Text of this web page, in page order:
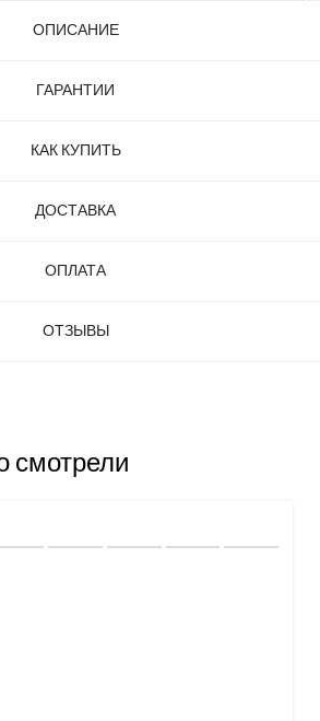
ОПИСАНИЕ
ГАРАНТИИ
КАК КУПИТЬ
ДОСТАВКА
ОПЛАТА
ОТЗЫВЫ
смотрели